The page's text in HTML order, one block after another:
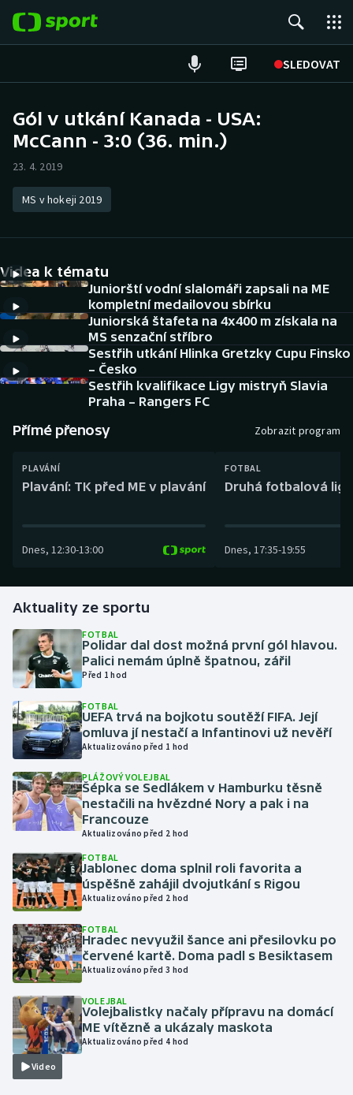
SLEDOVAT
Hokej
Atletika
DALŠÍ SPORTY
Americký fotbal
Baseball a softbal
Biatlon
Boby a skeleton
Curling
Dostihy
Florbal
Futsal
Golf
Gymnastika
Házená
Jezdectví
Judo
Krasobruslení
Lezení
Lyže a snowboard
Moderní pětiboj
Motorsport
Olympijské hry
NEPŘEHLÉDNĚTE
Historické návraty
Aplikace ČT sport
AZ kvíz
Gól v utkání Kanada - USA:
McCann - 3:0 (36. min.)
23. 4. 2019
MS v hokeji 2019
Videa k tématu
Juniorští vodní slalomáři zapsali na ME
kompletní medailovou sbírku
Juniorská štafeta na 4x400 m získala na
MS senzační stříbro
Sestřih utkání Hlinka Gretzky Cupu Finsko
– Česko
Sestřih kvalifikace Ligy mistryň Slavia
Praha – Rangers FC
Přímé přenosy Zobrazit program
PLAVÁNÍ
Plavání: TK před ME v plavání
Dnes, 12:30-13:00
FOTBAL
Druhá fotbalová
Dnes, 17:35-19:55
Aktuality ze sportu
FOTBAL
Polidar dal dost možná první gól hlavou.
Palici nemám úplně špatnou, zářil
Před 1 hod
FOTBAL
UEFA trvá na bojkotu soutěží FIFA. Její
omluva jí nestačí a Infantinovi už nevěří
Aktualizováno před 1 hod
PLÁŽOVÝ VOLEJBAL
Šépka se Sedlákem v Hamburku těsně
nestačili na hvězdné Nory a pak i na
Francouze
Aktualizováno před 2 hod
FOTBAL
Jablonec doma splnil roli favorita a
úspěšně zahájil dvojutkání s Rigou
Aktualizováno před 2 hod
FOTBAL
Hradec nevyužil šance ani přesilovku po
červené kartě. Doma padl s Besiktasem
Aktualizováno před 3 hod
Video
VOLEJBAL
Volejbalistky načaly přípravu na domácí
ME vítězně a ukázaly maskota
Aktualizováno před 4 hod